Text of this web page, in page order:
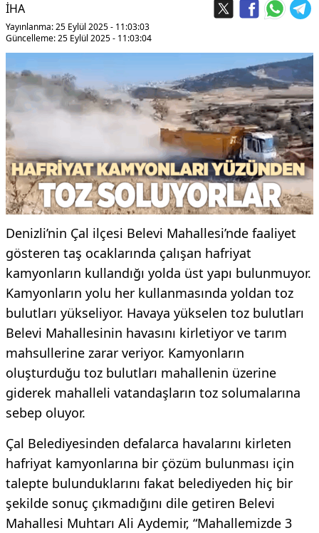
İHA
Yayınlanma: 25 Eylül 2025 - 11:03:03
Güncelleme: 25 Eylül 2025 - 11:03:04
Denizli’nin Çal ilçesi Belevi Mahallesi’nde faaliyet
gösteren taş ocaklarında çalışan hafriyat
kamyonların kullandığı yolda üst yapı bulunmuyor.
Kamyonların yolu her kullanmasında yoldan toz
bulutları yükseliyor. Havaya yükselen toz bulutları
Belevi Mahallesinin havasını kirletiyor ve tarım
mahsullerine zarar veriyor. Kamyonların
oluşturduğu toz bulutları mahallenin üzerine
giderek mahalleli vatandaşların toz solumalarına
sebep oluyor.
Çal Belediyesinden defalarca havalarını kirleten
hafriyat kamyonlarına bir çözüm bulunması için
talepte bulunduklarını fakat belediyeden hiç bir
şekilde sonuç çıkmadığını dile getiren Belevi
Mahallesi Muhtarı Ali Aydemir, “Mahallemizde 3